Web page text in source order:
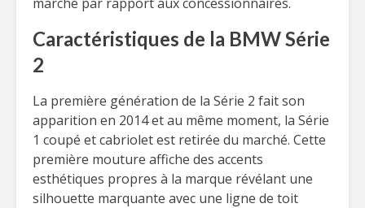
Caractéristiques de la BMW Série
2
La première génération de la Série 2 fait son
apparition en 2014 et au même moment, la Série
1 coupé et cabriolet est retirée du marché. Cette
première mouture affiche des accents
esthétiques propres à la marque révélant une
silhouette marquante avec une ligne de toit